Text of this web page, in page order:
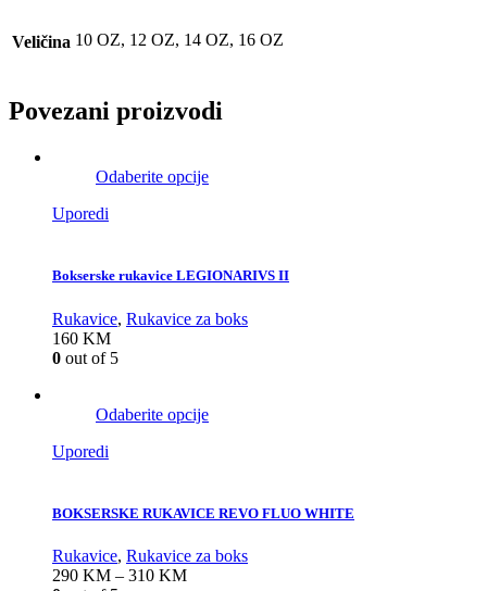
Veličina 10 OZ, 12 OZ, 14 OZ, 16 OZ
Povezani proizvodi
Odaberite opcije
Uporedi
Bokserske rukavice LEGIONARIVS II
Rukavice, Rukavice za boks
160 KM
0 out of 5
Odaberite opcije
Uporedi
BOKSERSKE RUKAVICE REVO FLUO WHITE
Rukavice, Rukavice za boks
290 KM – 310 KM